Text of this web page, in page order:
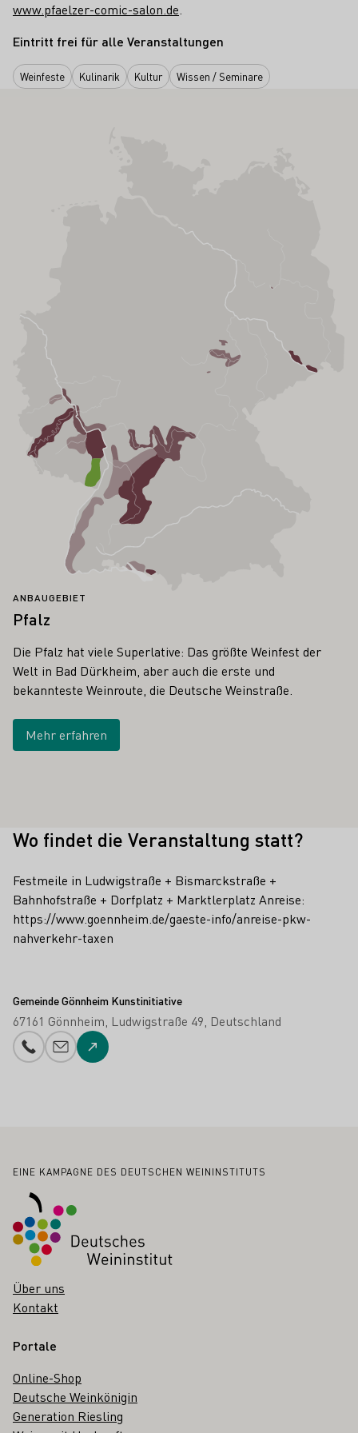
www.pfaelzer-comic-salon.de
Eintritt frei für alle Veranstaltungen
Weinfeste Kulinarik Kultur Wissen / Seminare
ANBAUGEBIET
Pfalz
Die Pfalz hat viele Superlative: Das größte Weinfest der
Welt in Bad Dürkheim, aber auch die erste und
bekannteste Weinroute, die Deutsche Weinstraße.
Mehr erfahren
Wo findet die Veranstaltung statt?
Festmeile in Ludwigstraße + Bismarckstraße +
Bahnhofstraße + Dorfplatz + Marktlerplatz Anreise:
https://www.goennheim.de/gaeste-info/anreise-pkw-
nahverkehr-taxen
Gemeinde Gönnheim Kunstinitiative
67161 Gönnheim Ludwigstraße 49 Deutschland
Telefonnummer
E-Mail-Adresse
Zur Website
Fußbereich
EINE KAMPAGNE DES DEUTSCHEN WEININSTITUTS
Über uns
Kontakt
Portale
Online-Shop
Deutsche Weinkönigin
Generation Riesling